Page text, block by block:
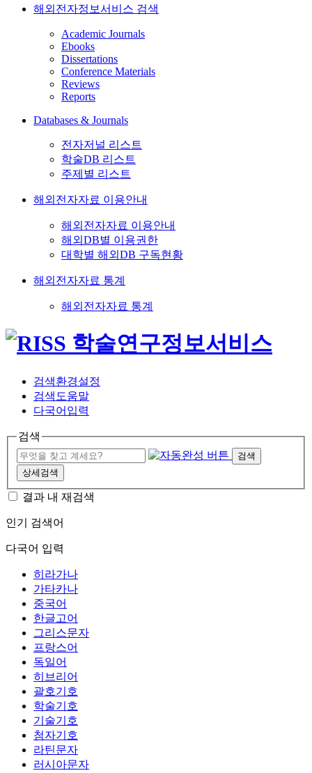
해외전자정보서비스 검색
Academic Journals
Ebooks
Dissertations
Conference Materials
Reviews
Reports
Databases & Journals
전자저널 리스트
학술DB 리스트
주제별 리스트
해외전자자료 이용안내
해외전자자료 이용안내
해외DB별 이용권한
대학별 해외DB 구독현황
해외전자자료 통계
해외전자자료 통계
검색환경설정
검색도움말
다국어입력
검색
검색
상세검색
결과 내 재검색
인기 검색어
다국어 입력
히라가나
가타카나
중국어
한글고어
그리스문자
프랑스어
독일어
히브리어
괄호기호
학술기호
기술기호
첨자기호
라틴문자
러시아문자